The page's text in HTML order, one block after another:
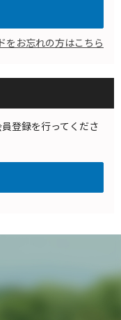
をお忘れの方はこちら
登録を行ってくださ